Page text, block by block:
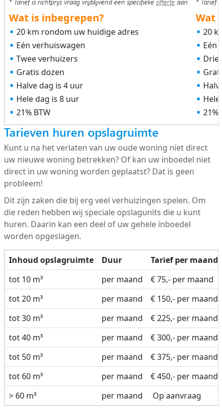
Wat is inbegrepen?
20 km rondom uw huidige adres
Eén verhuiswagen
Twee verhuizers
Gratis dozen
Halve dag is 4 uur
Hele dag is 8 uur
21% BTW
Wat
20
Eén
Drie
21%
Tarieven huren opslagruimte
Kunt u na het verlaten van uw oude woning niet direct
uw nieuwe woning betrekken? Of kan uw inboedel niet
direct in uw woning worden geplaatst? Dat is geen
probleem!
Dit zijn zaken die bij erg veel verhuizingen spelen. Om
die reden hebben wij speciale opslagunits die u kunt
huren. Daarin kan een deel of uw gehele inboedel
worden opgeslagen.
Inhoud opslagruimte Duur
Tarief per maand
tot 10 m³
per maand
€ 75,- per maand
tot 20 m³
per maand
€ 150,- per maand
tot 30 m³
per maand
€ 225,- per maand
tot 40 m³
per maand
€ 300,- per maand
tot 50 m³
per maand
€ 375,- per maand
tot 60 m³
per maand
€ 450,- per maand
> 60 m³
per maand Op aanvraag